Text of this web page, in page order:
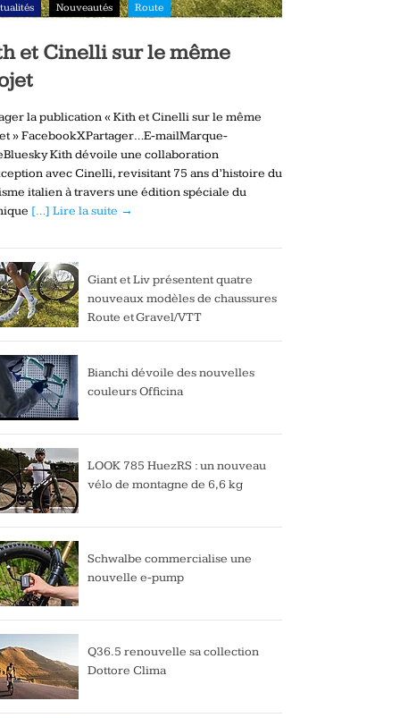
Nouveautés Route
et Cinelli sur le même
la publication « Kith et Cinelli sur le même
» FacebookXPartager…E-mailMarque-
Kith dévoile une collaboration
avec Cinelli, revisitant 75 ans d’histoire du
italien à travers une édition spéciale du
[…] Lire la suite →
Giant et Liv présentent quatre
nouveaux modèles de chaussures
Route et Gravel/VTT
Bianchi dévoile des nouvelles
couleurs Officina
LOOK 785 HuezRS : un nouveau
vélo de montagne de 6,6 kg
Schwalbe commercialise une
nouvelle e-pump
Q36.5 renouvelle sa collection
Dottore Clima